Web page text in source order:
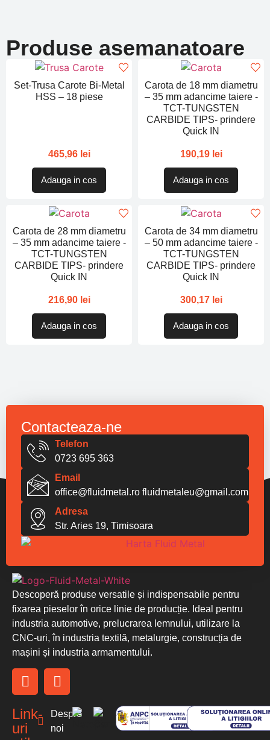
Produse asemanatoare
Set-Trusa Carote Bi-Metal
HSS – 18 piese
465,96 lei
Adauga in cos
Carota de 18 mm diametru
– 35 mm adancime taiere -
TCT-TUNGSTEN
CARBIDE TIPS- prindere
Quick IN
190,19 lei
Adauga in cos
Carota de 28 mm diametru
– 35 mm adancime taiere -
TCT-TUNGSTEN
CARBIDE TIPS- prindere
Quick IN
216,90 lei
Adauga in cos
Carota de 34 mm diametru
– 50 mm adancime taiere -
TCT-TUNGSTEN
CARBIDE TIPS- prindere
Quick IN
300,17 lei
Adauga in cos
Descoperă produse versatile și indispensabile pentru
fixarea pieselor în orice linie de producție. Ideal pentru
industria automotive, prelucrarea lemnului, utilizare la
CNC-uri, în industria textilă, metalurgie, construcția de
mașini și industria armamentului.
Link-
uri
Despre
noi
Contacteaza-ne
Telefon
0723 695 363
Email
office@fluidmetal.ro fluidmetaleu@gmail.com
Adresa
Str. Aries 19, Timisoara